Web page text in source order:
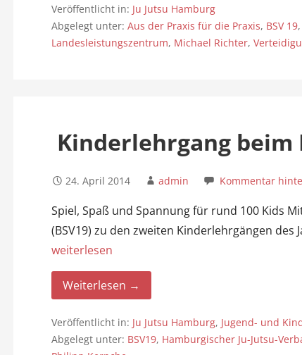
Veröffentlicht in: Ju Jutsu Hamburg
Abgelegt unter: Aus der Praxis für die Praxis, BSV 19,
Landesleistungszentrum, Michael Richter,
Kinderlehrgang beim
24. April 2014 admin Kommentar
Spiel, Spaß und Spannung für rund 100 Kids
(BSV19) zu den zweiten Kinderlehrgängen des
weiterlesen
Weiterlesen →
Veröffentlicht in: Ju Jutsu Hamburg, Jugend- und
Abgelegt unter: BSV19, Hamburgischer Ju-Jutsu-